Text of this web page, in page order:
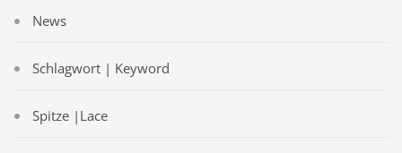
News
Schlagwort | Keyword
Spitze |Lace